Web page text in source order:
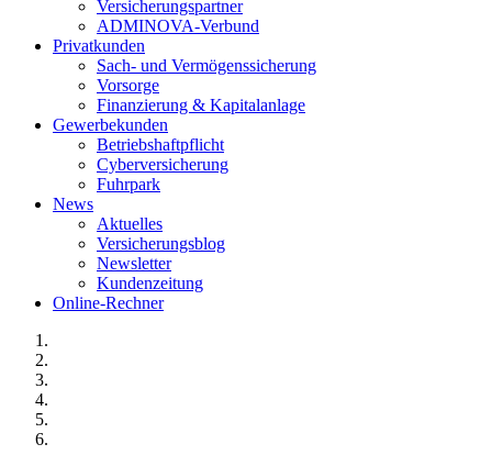
Versicherungspartner
ADMINOVA-Verbund
Privatkunden
Sach- und Vermögenssicherung
Vorsorge
Finanzierung & Kapitalanlage
Gewerbekunden
Betriebshaftpflicht
Cyberversicherung
Fuhrpark
News
Aktuelles
Versicherungsblog
Newsletter
Kundenzeitung
Online-Rechner